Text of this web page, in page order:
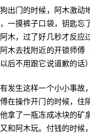
出门的时候，阿木激动
一摸裤子口袋，钥匙忘
木，过了好几秒才反应
木去找附近的开锁师傅
后不用跟它说道歉的话）
发生这样一个小小事故
在操作开门的时候，住
拿了一瓶冻成冰块的矿
和阿木玩。付钱的时候